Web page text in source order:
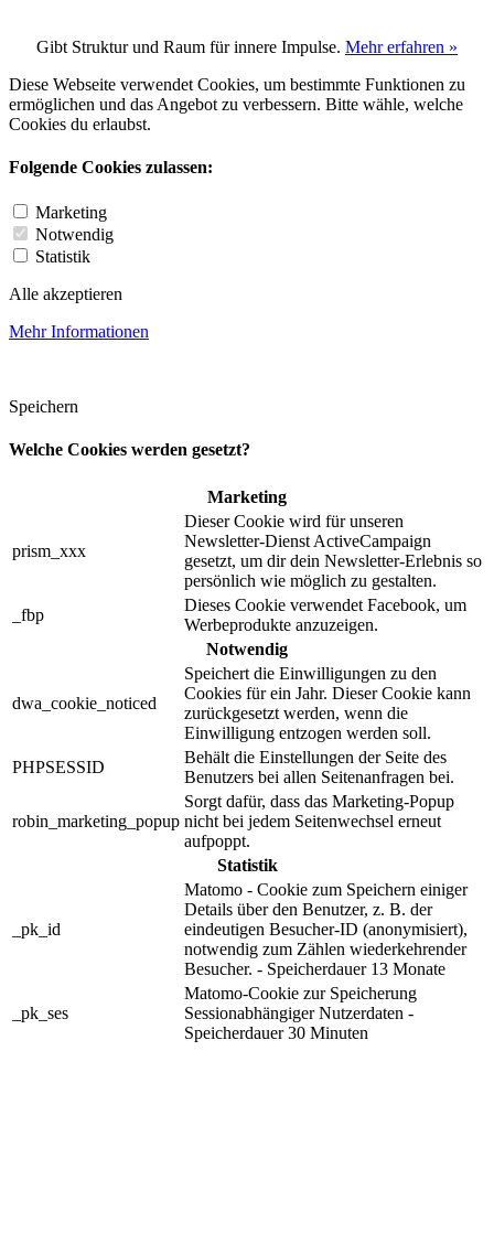
Gibt Struktur und Raum für innere Impulse. Mehr erfahren »
Diese Webseite verwendet Cookies, um bestimmte Funktionen zu
ermöglichen und das Angebot zu verbessern. Bitte wähle, welche
Cookies du erlaubst.
Folgende Cookies zulassen:
Marketing
Notwendig
Statistik
Alle akzeptieren
Mehr Informationen
Speichern
Welche Cookies werden gesetzt?
Marketing
prism_xxx
Dieser Cookie wird für unseren
Newsletter-Dienst ActiveCampaign
gesetzt, um dir dein Newsletter-Erlebnis so
persönlich wie möglich zu gestalten.
_fbp
Dieses Cookie verwendet Facebook, um
Werbeprodukte anzuzeigen.
Notwendig
dwa_cookie_noticed
Speichert die Einwilligungen zu den
Cookies für ein Jahr. Dieser Cookie kann
zurückgesetzt werden, wenn die
Einwilligung entzogen werden soll.
PHPSESSID
Behält die Einstellungen der Seite des
Benutzers bei allen Seitenanfragen bei.
robin_marketing_popup
Sorgt dafür, dass das Marketing-Popup
nicht bei jedem Seitenwechsel erneut
aufpoppt.
Statistik
_pk_id
Matomo - Cookie zum Speichern einiger
Details über den Benutzer, z. B. der
eindeutigen Besucher-ID (anonymisiert),
notwendig zum Zählen wiederkehrender
Besucher. - Speicherdauer 13 Monate
_pk_ses
Matomo-Cookie zur Speicherung
Sessionabhängiger Nutzerdaten -
Speicherdauer 30 Minuten